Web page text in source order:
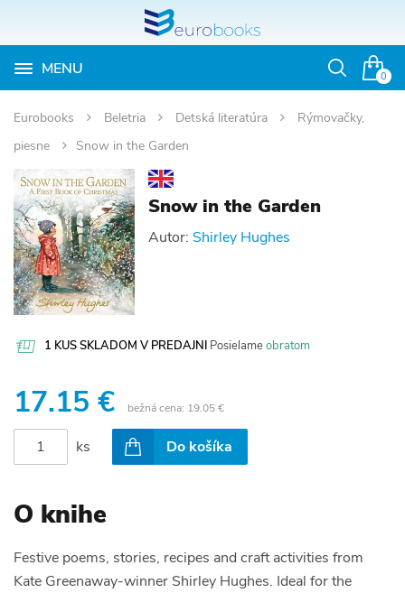
0
MENU
Otvoriť
Eurobooks Beletria Detská literatúra
Rýmovačky,
piesne
Snow in the Garden
Snow in the Garden
Autor: Shirley Hughes
1 KUS SKLADOM V PREDAJNI Posielameobratom
17.15 € bežná cena: 19.05 €
ks Do košíka
O knihe
Festive poems, stories, recipes and craft activities from
Kate Greenaway-winner Shirley Hughes. Ideal for the